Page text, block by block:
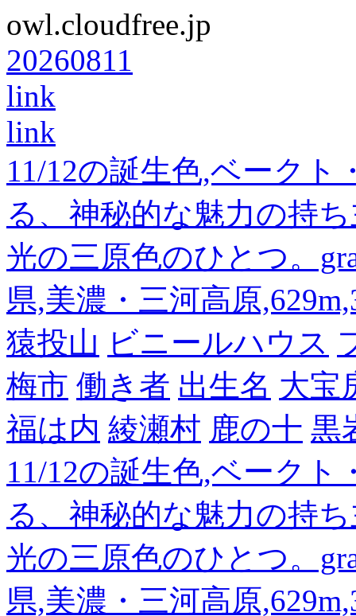
owl.cloudfree.jp
20260811
link
link
11/12の誕生色,ベーク
る、神秘的な魅力の持
光の三原色のひとつ。
県,美濃・三河高原
猿投山 ビニールハウス
梅市 働き者 出生名 大宝
福は内 綾瀬村 鹿の十 黒
11/12の誕生色,ベーク
る、神秘的な魅力の持
光の三原色のひとつ。
県,美濃・三河高原